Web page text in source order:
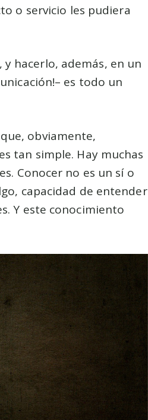
o servicio les pudiera
hacerlo, además, en un
es todo un
obviamente,
tan simple. Hay muchas
Conocer no es un sí o
capacidad de entender
Y este conocimiento